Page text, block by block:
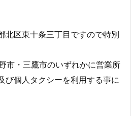
北区東十条三丁目ですので特別
市・三鷹市のいずれかに営業所
び個人タクシーを利用する事に